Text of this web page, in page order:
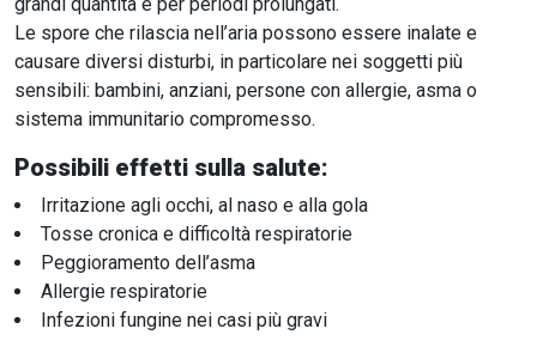
Le spore che rilascia nell’aria possono essere inalate e
causare diversi disturbi, in particolare nei soggetti più
sensibili: bambini, anziani, persone con allergie, asma o
sistema immunitario compromesso.
Possibili effetti sulla salute:
Irritazione agli occhi, al naso e alla gola
Tosse cronica e difficoltà respiratorie
Peggioramento dell’asma
Allergie respiratorie
Infezioni fungine nei casi più gravi